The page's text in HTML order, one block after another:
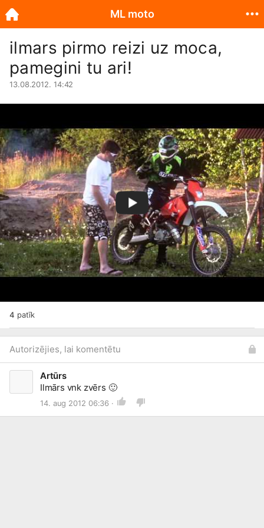
ilmars pirmo reizi uz moca,
pamegini tu ari!
13.08.2012. 14:42
4 patīk
Autorizējies, lai komentētu
Artūrs
Ilmārs vnk zvērs 🙂
14. aug 2012 06:36 ·
ML moto